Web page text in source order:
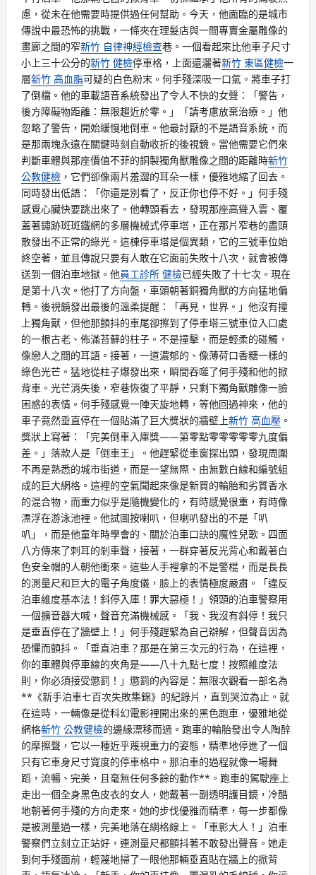
慮，從未在他需要時提供過任何幫助。今天，他面臨的是城市
傳說中最恐怖的挑戰，一條夾在理髮店與一間專賣金屬雕像的
畫廊之間的窄新竹 自律神經檢查巷。一個看起來比他車子尺寸
小上三十公分的新竹 健檢停車格，上面還灑著新竹 東區健檢一
層新竹 高血脂可疑的白色粉末。何手殘深吸一口氣。將車子打
了倒檔。他的車載語音系統發出了令人不快的女聲：「警告，
後方障礙物距離：無限趨近於零。」「請考慮放棄治療。」他
忽略了警告，開始緩慢地倒車。他最討厭的不是語音系統，而
是那兩塊永遠在關鍵時刻自動收折的後視鏡。當他需要它們來
判斷車體與那座價值不菲的銅製獨角獸雕像之間的距離時新竹
公教健檢 ，它們卻像兩片羞澀的耳朵一樣，優雅地縮了回去。
同時發出低語：「你還是別看了，反正你也停不好。」何手殘
感覺心臟快要跳出來了。他轉頭看去，發現那座高聳入雲、覆
蓋著鏽跡斑斑鐵網的多層機械式停車塔，正在那片窄巷的盡頭
散發出不正常的綠光。這棟停車塔是個異類，它的三號車位始
終空著，並且傳說只要有人敢在它面前失敗十八次，就會被傳
送到一個泊車地獄。他員工診所 健檢已經失敗了十七次。現在
是第十八次。他打了方向盤，車頭朝著銅獨角獸的方向猛地偏
轉。後視鏡發出最後的溫柔提醒：「再見，世界。」他沒有撞
上獨角獸，但他那顫抖的車尾卻擦到了停車塔三號車位入口處
的一根古老、佈滿苔蘚的柱子。不是撞擊，而是輕柔的碰觸，
像戀人之間的耳語。接著，一道濃郁的、像薄荷口香糖一樣的
綠色光芒。猛地從柱子爆發出來，瞬間吞噬了何手殘和他的掀
背車。光芒消失後，窄巷恢復了平靜，只剩下獨角獸雕像一臉
困惑的表情。何手殘感覺一陣天旋地轉，等他回過神來，他的
車子竟然垂直停在一個貼滿了巨大獎狀的牆壁上新竹 高血壓 。
獎狀上寫著：「完美倒車入庫獎——第零點零零零零零九度偏
差。」落款人是「倒車王」。他趕緊從車窗探出頭，發現周圍
不再是熟悉的城市街道，而是一望無際、由無數白線和編號組
成的巨大網格。這裡的空氣聞起來像是新買的輪胎和劣質香水
的混合物，而重力似乎是隨機變化的，有時感覺很重，有時像
漂浮在游泳池裡。他試圖按喇叭，但喇叭發出的不是「叭
叭」，而是他童年時學會的、關於泊車口訣的魔性兒歌。四面
八方傳來了刺耳的剎車聲，接著，一群穿著反光背心和戴著白
色安全帽的人朝他衝來。這些人手裡拿的不是警棍，而是長長
的測量尺和巨大的電子角度儀，臉上的表情極度嚴肅。「違反
泊車維度基本法！斜停入庫！罪大惡極！」領頭的泊車警察用
一個擴音器大喊，聲音充滿機械感。「我、我沒有斜停！我只
是垂直停在了牆壁上！」何手殘趕緊為自己辯解，但聲音因為
恐懼而顫抖。「垂直泊車？那是在第三次元的行為，在這裡，
你的車體與停車線的夾角是——八十九點七度！按照維度法
則，你必須接受懲罰！」懲罰的內容是：無限次觀看一部名為
**《新手泊車七百次失敗集錦》的紀錄片，直到哭泣為止。就
在這時，一輛像是從科幻電影裡開出來的黑色跑車，優雅地從
網格新竹 公教健檢的邊緣漂移而過。跑車的輪胎發出令人陶醉
的摩擦聲，它以一種近乎蔑視重力的姿態，精準地停進了一個
只有它車身尺寸寬度的停車格中。那泊車的過程就像一場舞
蹈，流暢、完美，且毫無任何多餘的動作**。跑車的駕駛座上
走出一個全身黑色皮衣的女人，她戴著一副透明護目鏡，冷酷
地朝著何手殘的方向走來。她的步伐優雅而精準，每一步都像
是被測量過一樣，完美地落在網格線上。「車影大人！」泊車
警察們立刻立正站好，連測量尺都顫抖著不敢發出聲音。她走
到何手殘面前，輕蔑地掃了一眼他那輛垂直貼在牆上的掀背